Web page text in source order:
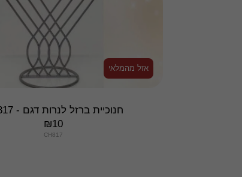
אזל מהמלאי
חנוכיית ברזל לנרות דגם - CH817
₪10
CH817